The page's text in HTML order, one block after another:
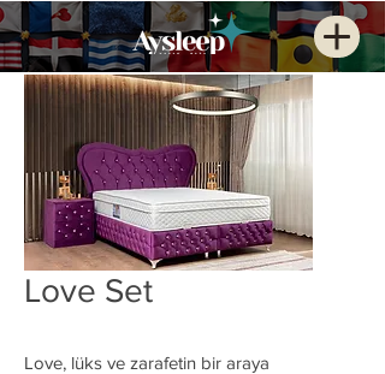
Love Set
Love, lüks ve zarafetin bir araya